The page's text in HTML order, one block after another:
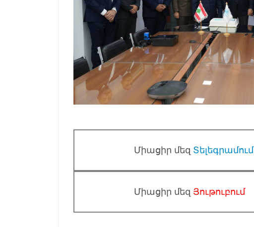
Միացիր մեզ Տելեգրամում
Միացիր մեզ Յութուբում